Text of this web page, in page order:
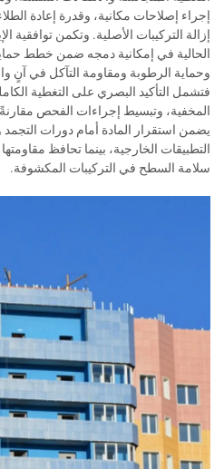
إجراء إصلاحات مكانية، وقدرة إعادة
إزالة التركيبات الأصلية. وتكمن توافقية
الحالية في إمكانية دمجه ضمن خطط
وحماية الرطوبة ومقاومة التآكل في آنٍ
فتشمل التأكيد البصري على التغطية
المخفية، وتبسيط إجراءات الفحص مقارنةً
يضمن استقرار المادة أمام دورات التجمد
التطبيقات الخارجية، بينما تحافظ
سلامة السطح في التركيبات المكشوفة.